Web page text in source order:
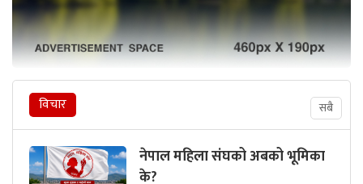
विचार सबै
नेपाल महिला संघको अबको भूमिका
के?